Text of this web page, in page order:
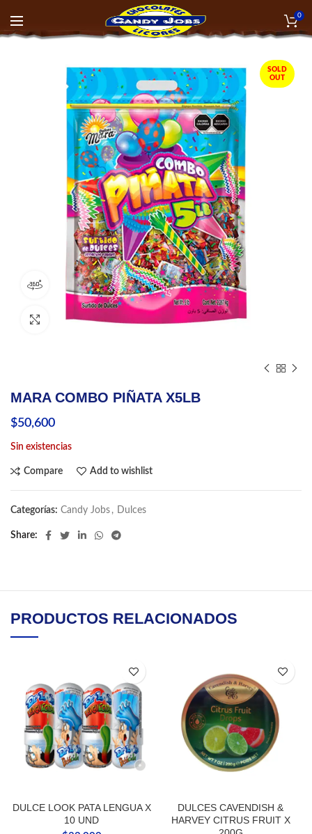
0
SOLD
OUT
360 product view
Click to enlarge
MARA COMBO PIÑATA X5LB
$50,600
Sin existencias
Compare Add to wishlist
Categorías: Candy Jobs , Dulces
Share
PRODUCTOS RELACIONADOS
DULCE LOOK PATA LENGUA X
10 UND
DULCES CAVENDISH &
HARVEY CITRUS FRUIT X